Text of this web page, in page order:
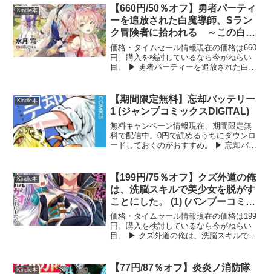
典付】 (REXコミックス)の詳...
Kindle本
【660円/50％オフ】勇者パーティ
ーを追放された白魔導師、Sラン
ク冒険者に拾われる ～この白魔
導師が規格外すぎる～ (Mノベル
ス)
価格・タイムセール情報現在の価格は660
円。購入を検討しているなら今がねらい
目。 ▶ 勇者パーティーを追放された白魔
をAmazonで見る 勇者パーティーを追放
され...
Kindle本
【期間限定無料】忘却バッテリー
1 (ジャンプコミックスDIGITAL)
無料キャンペーン情報現在、期間限定無
料で配信中。0円で読めるうちにダウンロ
ードしておくのがおすすめ。 ▶ 忘却バッ
プコミックスDIGITAL)...
Kindle本
【199円/75％オフ】クズ外道の俺
は、洗脳スキルで美少女を脱がす
ことにした。 (1) (バンブーコミッ
クス 異世界BC)
価格・タイムセール情報現在の価格は199
円。購入を検討しているなら今がねらい
目。 ▶ クズ外道の俺は、洗脳スキルで美
クズ外道の俺は、洗脳スキルで美少女...
Kindle本
【77円/87％オフ】炎炎ノ消防隊